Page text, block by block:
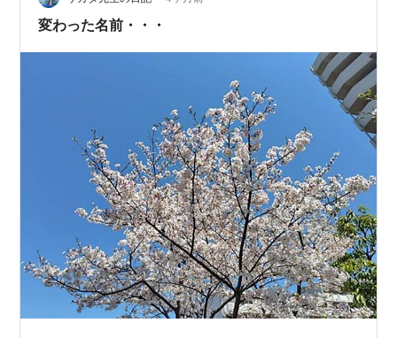
…
変わった名前・・・